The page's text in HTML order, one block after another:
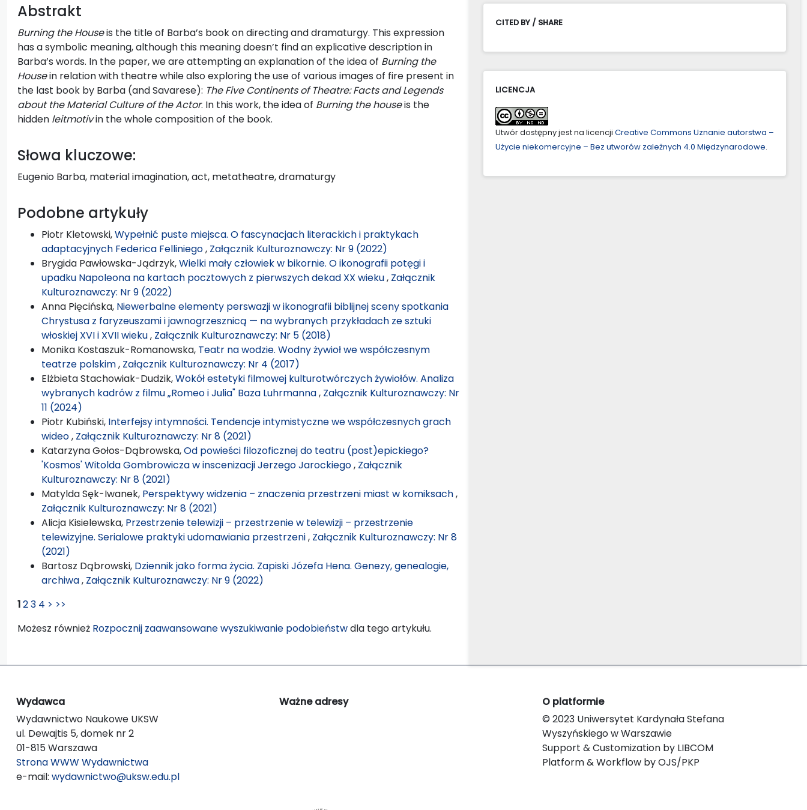
Abstrakt
Burning the Houseis the title of Barba’s book on directing and dramaturgy. This expression
has a symbolic meaning, although this meaning doesn’t find an explicative description in
Barba’s words. In the paper, we are attempting an explanation of the idea of Burning the
Housein relation with theatre while also exploring the use of various images of fire present in
the last book by Barba (and Savarese): The Five Continents of Theatre: Facts and Legends
about the Material Culture of the Actor. In this work, the idea of Burning the houseis the
hidden leitmotivin the whole composition of the book.
Słowa kluczowe:
Eugenio Barba, material imagination, act, metatheatre, dramaturgy
Podobne artykuły
Piotr Kletowski,Wypełnić puste miejsca. O fascynacjach literackich i praktykach
adaptacyjnych Federica Felliniego, Załącznik Kulturoznawczy: Nr 9 (2022)
Brygida Pawłowska-Jądrzyk,Wielki mały człowiek w bikornie. O ikonografii potęgi i
upadku Napoleona na kartach pocztowych z pierwszych dekad XX wieku, Załącznik
Kulturoznawczy: Nr 9 (2022)
Anna Pięcińska, Niewerbalne elementy perswazji w ikonografii biblijnej sceny spotkania
Chrystusa z faryzeuszami i jawnogrzesznicą — na wybranych przykładach ze sztuki
włoskiej XVI i XVII wieku, Załącznik Kulturoznawczy: Nr 5 (2018)
Monika Kostaszuk-Romanowska, Teatr na wodzie. Wodny żywioł we współczesnym
teatrze polskim, Załącznik Kulturoznawczy: Nr 4 (2017)
Elżbieta Stachowiak-Dudzik,Wokół estetyki filmowej kulturotwórczych żywiołów. Analiza
wybranych kadrów z filmu „Romeo i Julia" Baza Luhrmanna, Załącznik Kulturoznawczy: Nr
11 (2024)
Piotr Kubiński, Interfejsy intymności. Tendencje intymistyczne we współczesnych grach
wideo, Załącznik Kulturoznawczy: Nr 8 (2021)
Katarzyna Gołos-Dąbrowska,Od powieści filozoficznej do teatru (post)epickiego?
'Kosmos' Witolda Gombrowicza w inscenizacji Jerzego Jarockiego, Załącznik
Kulturoznawczy: Nr 8 (2021)
Matylda Sęk-Iwanek, Perspektywy widzenia – znaczenia przestrzeni miast w komiksach,
Załącznik Kulturoznawczy: Nr 8 (2021)
Alicja Kisielewska, Przestrzenie telewizji – przestrzenie w telewizji – przestrzenie
telewizyjne. Serialowe praktyki udomawiania przestrzeni, Załącznik Kulturoznawczy: Nr 8
(2021)
Bartosz Dąbrowski, Dziennik jako forma życia. Zapiski Józefa Hena. Genezy, genealogie,
archiwa, Załącznik Kulturoznawczy: Nr 9 (2022)
123 4 > >>
Możesz również Rozpocznij zaawansowane wyszukiwanie podobieństwdla tego artykułu.
CITED BY / SHARE
LICENCJA
Utwór dostępny jest na licencji Creative Commons Uznanie autorstwa –
Użycie niekomercyjne – Bez utworów zależnych 4.0 Międzynarodowe.
Wydawca
Wydawnictwo Naukowe UKSW
ul. Dewajtis 5, domek nr 2
01-815 Warszawa
Strona WWW Wydawnictwa
e-mail: wydawnictwo@uksw.edu.pl
Ważne adresy
O platformie
© 2023 Uniwersytet Kardynała Stefana
Wyszyńskiego w Warszawie
Support & Customization by LIBCOM
Platform & Workflow by OJS/PKP